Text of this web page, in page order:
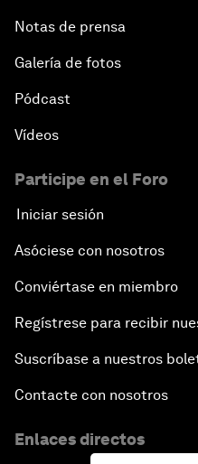
Notas de prensa
Galería de fotos
Pódcast
Vídeos
Participe en el Foro
Iniciar sesión
Asóciese con nosotros
Conviértase en miembro
Regístrese para recibir
Suscríbase a nuestros
Contacte con nosotros
Enlaces directos